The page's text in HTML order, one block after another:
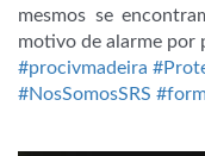
mesmos se
motivo de alarme por
#procivmadeira
#NosSomosSRS